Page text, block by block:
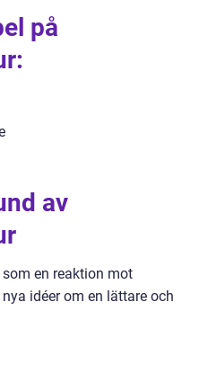
på
av
en reaktion mot
idéer om en lättare och